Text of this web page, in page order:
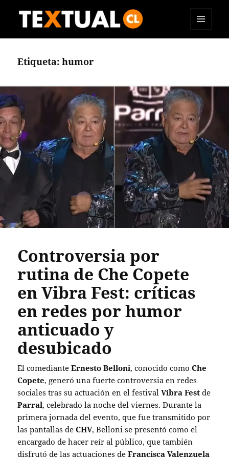
Etiqueta:humor
Controversia por
rutina de Che Copete
en Vibra Fest: críticas
en redes por humor
anticuado y
desubicado
El comedianteErnesto Belloni, conocido comoChe
Copete, generó una fuerte controversia en redes
sociales tras su actuación en el festivalVibra Fest de
Parral, celebrado la noche del viernes. Durante la
primera jornada del evento, que fue transmitido por
las pantallas deCHV, Belloni se presentó como el
encargado de hacer reír al público, que también
disfrutó de las actuaciones deFrancisca Valenzuela